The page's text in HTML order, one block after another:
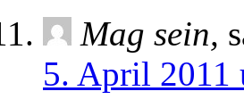
Mag sein,
5. April 2011